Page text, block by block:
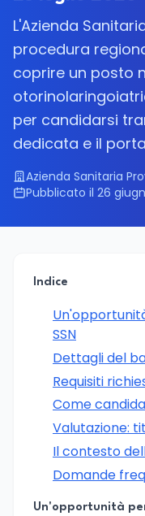
L'Azienda
procedura
coprire un posto
per candidarsi
dedicata e il
Azienda Sanitaria
Pubblicato il 26
Indice
SSN
Dettagli del
Requisiti
Come
Valutazione:
Il contesto
Domande
Un'opportunità